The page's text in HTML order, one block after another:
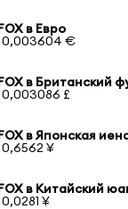
в Евро
0,003604 €
в Британский
0,003086 £
в Японская
0,6562 ¥
в Китайский
¥